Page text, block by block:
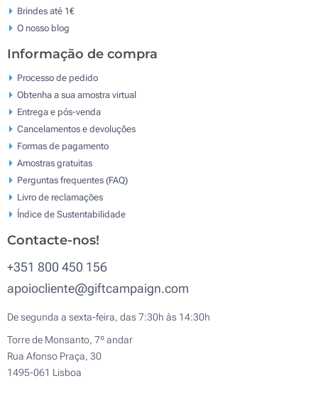
Brindes até 1€
O nosso blog
Informação de compra
Processo de pedido
Obtenha a sua amostra virtual
Entrega e pós-venda
Cancelamentos e devoluções
Formas de pagamento
Amostras gratuitas
Perguntas frequentes (FAQ)
Livro de reclamaçōes
Índice de Sustentabilidade
Contacte-nos!
+351 800 450 156
apoiocliente@giftcampaign.com
De segunda a sexta-feira, das 7:30h às 14:30h
Torre de Monsanto, 7º andar
Rua Afonso Praça, 30
1495-061 Lisboa